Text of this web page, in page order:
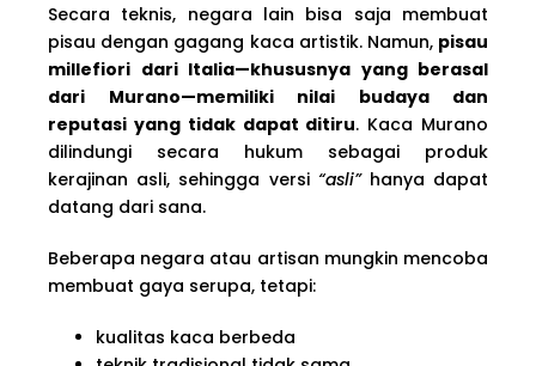
Secara teknis, negara lain bisa saja membuat
pisau dengan gagang kaca artistik. Namun, pisau
millefiori dari Italia—khususnya yang berasal
dari Murano—memiliki nilai budaya dan
reputasi yang tidak dapat ditiru. Kaca Murano
dilindungi secara hukum sebagai produk
kerajinan asli, sehingga versi “asli”hanya dapat
datang dari sana.
Beberapa negara atau artisan mungkin mencoba
membuat gaya serupa, tetapi:
kualitas kaca berbeda